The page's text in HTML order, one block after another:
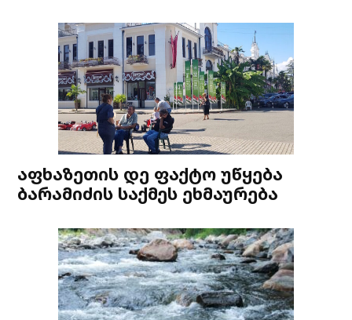
აფხაზეთის დე ფაქტო უწყება
ბარამიძის საქმეს ეხმაურება